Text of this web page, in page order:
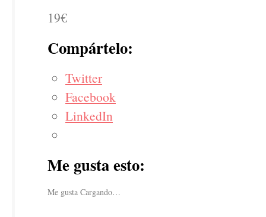
19€
Compártelo:
Twitter
Facebook
LinkedIn
Me gusta esto:
Me gusta Cargando…